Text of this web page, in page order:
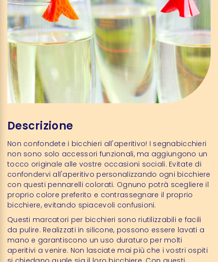
Descrizione
Non confondete i bicchieri all'aperitivo! I segnabicchieri
non sono solo accessori funzionali, ma aggiungono un
tocco originale alle vostre occasioni sociali. Evitate di
confondervi all'aperitivo personalizzando ogni bicchiere
con questi pennarelli colorati. Ognuno potrà scegliere il
proprio colore preferito e contrassegnare il proprio
bicchiere, evitando spiacevoli confusioni.
Questi marcatori per bicchieri sono riutilizzabili e facili
da pulire. Realizzati in silicone, possono essere lavati a
mano e garantiscono un uso duraturo per molti
aperitivi a venire. Non lasciate mai più che i vostri ospiti